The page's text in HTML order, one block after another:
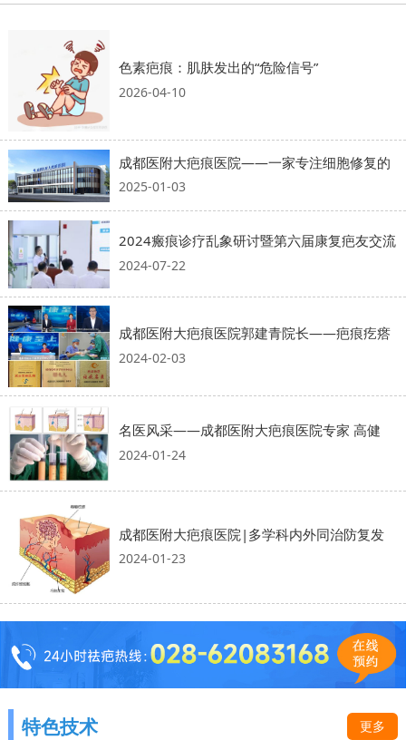
色素疤痕：肌肤发出的“危险信号”
2026-04-10
成都医附大疤痕医院——一家专注细胞修复的
2025-01-03
2024瘢痕诊疗乱象研讨暨第六届康复疤友交流
2024-07-22
成都医附大疤痕医院郭建青院长——疤痕疙瘩
2024-02-03
名医风采——成都医附大疤痕医院专家 高健
2024-01-24
成都医附大疤痕医院|多学科内外同治防复发
2024-01-23
特色技术 更多